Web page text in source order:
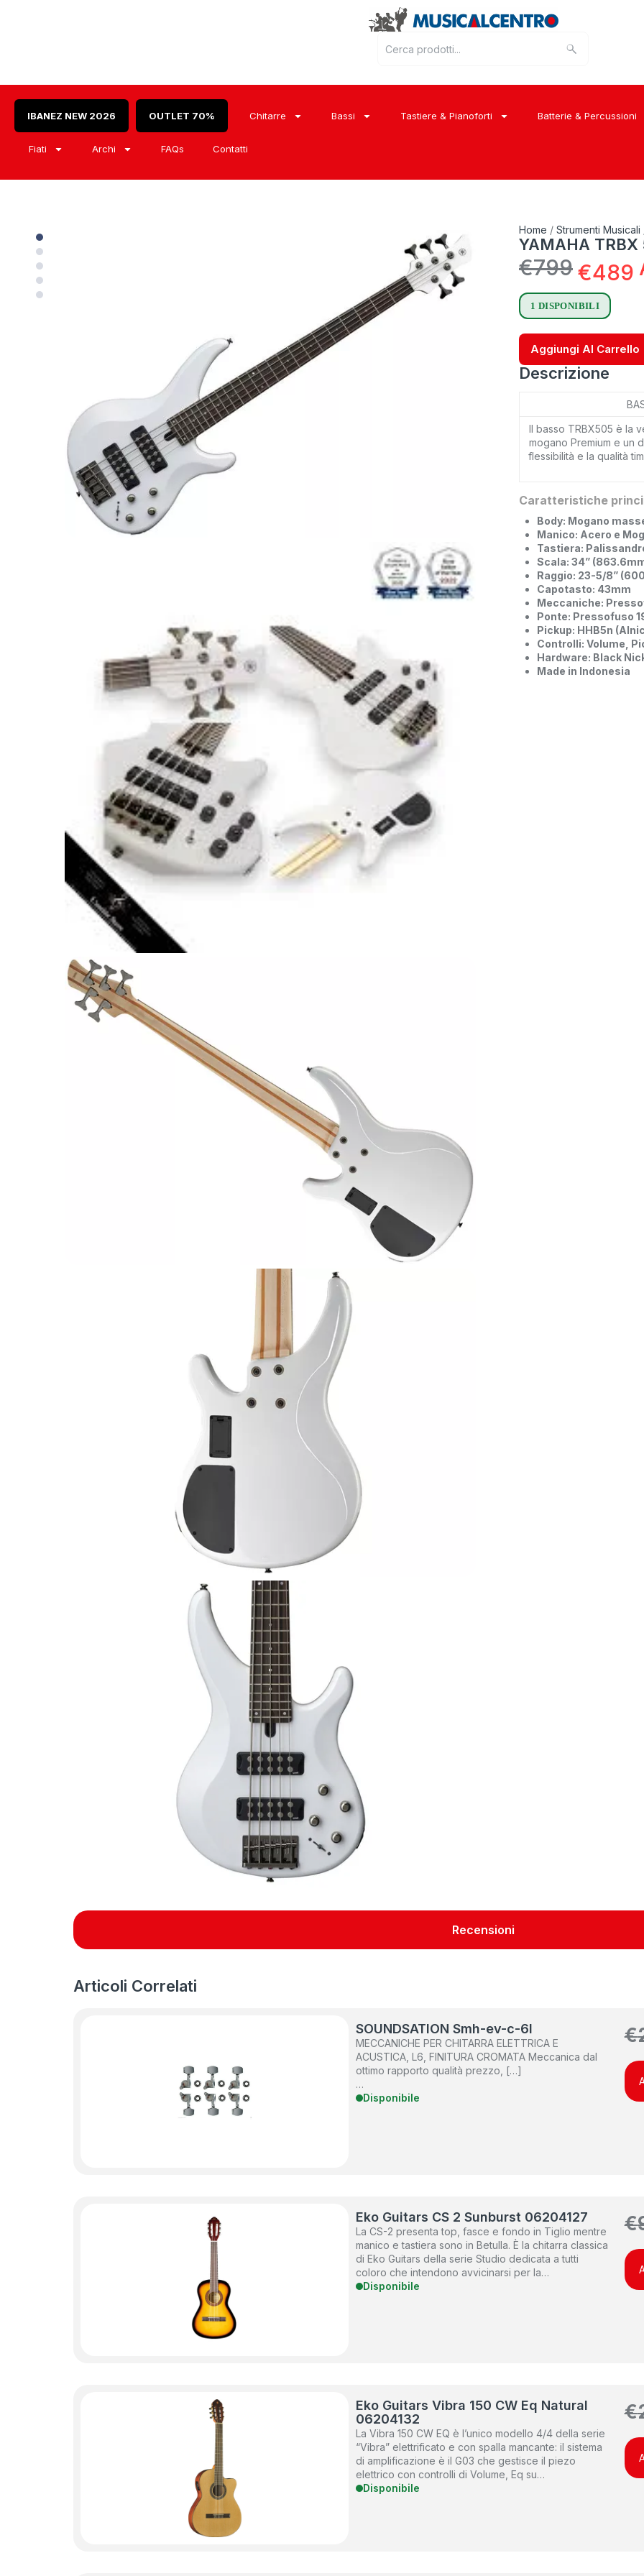
IBANEZ NEW 2026 OUTLET 70% Chitarre Bassi Tastiere & Pianoforti Batterie & Percussioni
Fiati Archi FAQs Contatti
Home / Strumenti Musicali
YAMAHA TRBX
€799€489
1 DISPONIBILI
Aggiungi Al Carrello
Descrizione
Il basso TRBX505 è la
mogano Premium e un
flessibilità e la qualità
Caratteristiche
Body: Mogano
Manico: Acero e
Tastiera:
Scala: 34”
Raggio: 23-5/8”
Capotasto: 43mm
Meccaniche:
Ponte: Pressofuso
Pickup: HHB5n
Controlli: Volume,
Hardware: Black
Made in Indonesia
Recensioni
Articoli Correlati
SOUNDSATION Smh-ev-c-6l
MECCANICHE PER CHITARRA ELETTRICA E
ACUSTICA, L6, FINITURA CROMATA Meccanica dal
ottimo rapporto qualità prezzo, […]
…
Disponibile
€
Eko Guitars CS 2 Sunburst 06204127
La CS-2 presenta top, fasce e fondo in Tiglio mentre
manico e tastiera sono in Betulla. È la chitarra classica
di Eko Guitars della serie Studio dedicata a tutti
coloro che intendono avvicinarsi per la…
Disponibile
€
Eko Guitars Vibra 150 CW Eq Natural
06204132
La Vibra 150 CW EQ è l’unico modello 4/4 della serie
“Vibra” elettrificato e con spalla mancante: il sistema
di amplificazione è il G03 che gestisce il piezo
elettrico con controlli di Volume, Eq su…
Disponibile
€